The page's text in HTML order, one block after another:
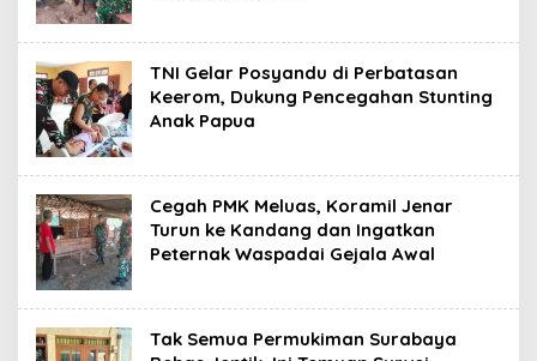
TNI Gelar Posyandu di Perbatasan
Keerom, Dukung Pencegahan Stunting
Anak Papua
Cegah PMK Meluas, Koramil Jenar
Turun ke Kandang dan Ingatkan
Peternak Waspadai Gejala Awal
Tak Semua Permukiman Surabaya